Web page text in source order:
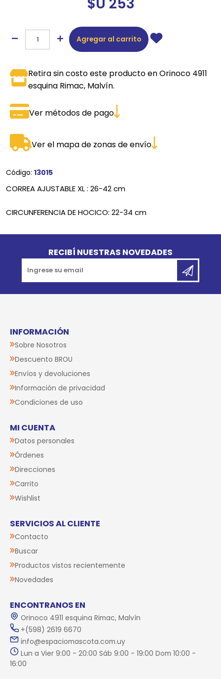
$U 253
Agregar al carrito
Retira sin costo este producto en Orinoco 4911
esquina Rimac, Malvín.
Ver métodos de pago
Ver el mapa de zonas de envío
Código: 13015
CORREA AJUSTABLE XL : 26-42 cm
CIRCUNFERENCIA DE HOCICO: 22-34 cm
RECIBÍ NUESTRAS NOVEDADES
INFORMACIÓN
Sobre Nosotros
Descuento BROU
Envíos y devoluciones
Información de privacidad
Condiciones de uso
MI CUENTA
Datos personales
Órdenes
Direcciones
Carrito
Wishlist
SERVICIOS AL CLIENTE
Contacto
Buscar
Productos vistos recientemente
Novedades
ENCONTRANOS EN
Orinoco 4911 esquina Rimac, Malvín
+(598) 2619 6670
info@espaciomascota.com.uy
Lun a Vier 9:00 - 20:00 Sáb 9:00 - 19:00 Dom 10:00 -
16:00